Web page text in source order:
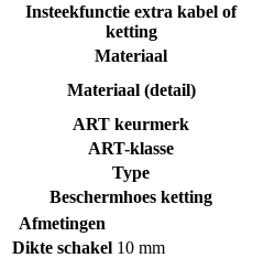
Insteekfunctie extra kabel of
ketting
Materiaal
Materiaal (detail)
ART keurmerk
ART-klasse
Type
Beschermhoes ketting
Afmetingen
Dikte schakel 10 mm